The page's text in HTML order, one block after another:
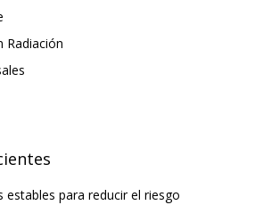
Radiación
estables para reducir el riesgo